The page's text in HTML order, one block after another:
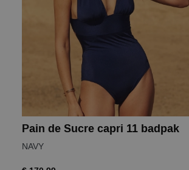
Pain de Sucre capri 11 badpak
NAVY